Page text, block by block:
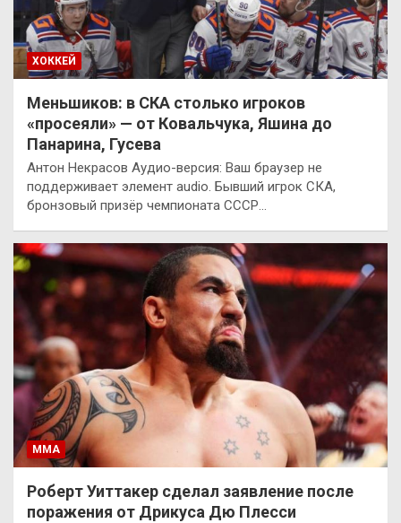
ХОККЕЙ
Меньшиков: в СКА столько игроков
«просеяли» — от Ковальчука, Яшина до
Панарина, Гусева
Антон Некрасов Аудио-версия: Ваш браузер не
поддерживает элемент audio. Бывший игрок СКА,
бронзовый призёр чемпионата СССР…
ММА
Роберт Уиттакер сделал заявление после
поражения от Дрикуса Дю Плесси